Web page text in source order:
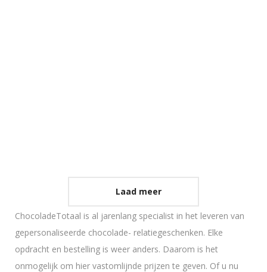
Laad meer
ChocoladeTotaal is al jarenlang specialist in het leveren van
gepersonaliseerde chocolade- relatiegeschenken. Elke
opdracht en bestelling is weer anders. Daarom is het
onmogelijk om hier vastomlijnde prijzen te geven. Of u nu